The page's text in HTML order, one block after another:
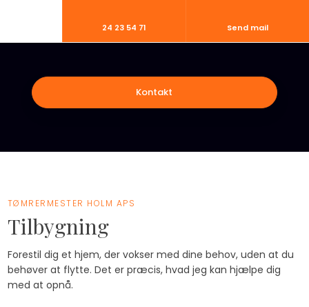
24 23 54 71 Send mail
Kontakt​
TØMRERMESTER HOLM APS​​
Tilbygning​
​Forestil dig et hjem, der vokser med dine behov, uden at du
behøver at flytte. Det er præcis, hvad jeg kan hjælpe dig
med at opnå.